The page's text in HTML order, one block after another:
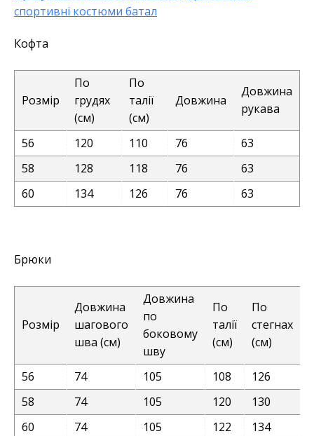
спортивні костюми батал
Кофта
Розмір
По
грудях
(см)
По
талії
(см)
Довжина
Довжина
рукава
56 120 110 76
63
58
128 118 76
63
60
134 126 76 63
Брюки
Розмір
Довжина
шагового
шва (см)
Довжина
по
боковому
шву
По
талії
(см)
По
стегнах
(см)
56 74 105 108
126
58
74 105 120
130
60
74 105 122 134